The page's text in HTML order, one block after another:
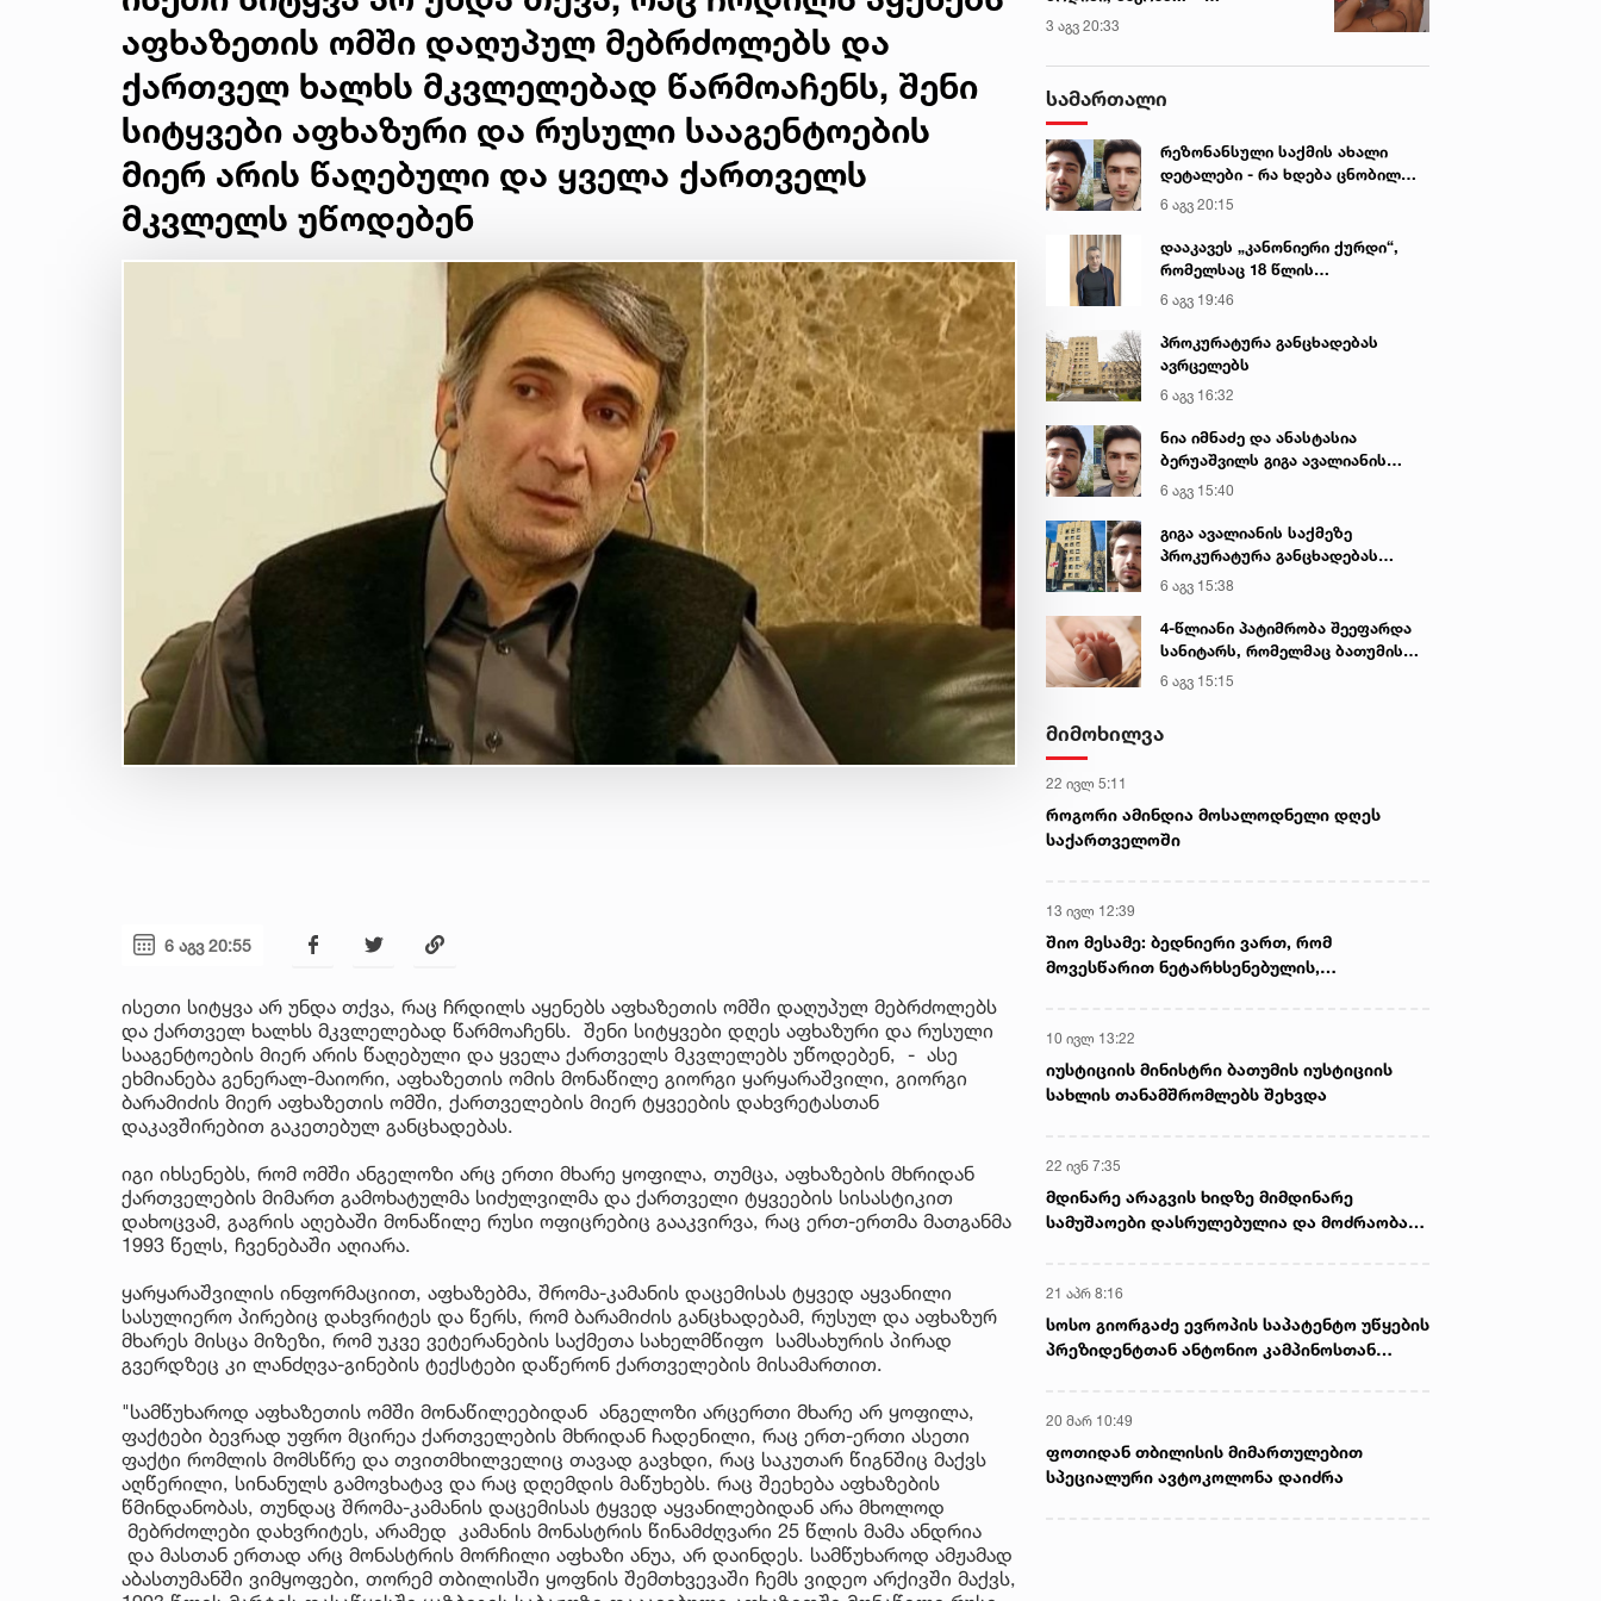
აფხაზეთის ომში დაღუპულ მებრძოლებს და
ქართველ ხალხს მკვლელებად წარმოაჩენს, შენი
სიტყვები აფხაზური და რუსული სააგენტოების
მიერ არის წაღებული და ყველა ქართველს
მკვლელს უწოდებენ
6 აგვ 20:55
ისეთი სიტყვა არ უნდა თქვა, რაც ჩრდილს აყენებს აფხაზეთის ომში დაღუპულ მებრძოლებს
და ქართველ ხალხს მკვლელებად წარმოაჩენს. შენი სიტყვები დღეს აფხაზური და რუსული
სააგენტოების მიერ არის წაღებული და ყველა ქართველს მკვლელებს უწოდებენ, - ასე
ეხმიანება გენერალ-მაიორი, აფხაზეთის ომის მონაწილე გიორგი ყარყარაშვილი, გიორგი
ბარამიძის მიერ აფხაზეთის ომში, ქართველების მიერ ტყვეების დახვრეტასთან
დაკავშირებით გაკეთებულ განცხადებას.
იგი იხსენებს, რომ ომში ანგელოზი არც ერთი მხარე ყოფილა, თუმცა, აფხაზების მხრიდან
ქართველების მიმართ გამოხატულმა სიძულვილმა და ქართველი ტყვეების სისასტიკით
დახოცვამ, გაგრის აღებაში მონაწილე რუსი ოფიცრებიც გააკვირვა, რაც ერთ-ერთმა მათგანმა
1993 წელს, ჩვენებაში აღიარა.
ყარყარაშვილის ინფორმაციით, აფხაზებმა, შრომა-კამანის დაცემისას ტყვედ აყვანილი
სასულიერო პირებიც დახვრიტეს და წერს, რომ ბარამიძის განცხადებამ, რუსულ და აფხაზურ
მხარეს მისცა მიზეზი, რომ უკვე ვეტერანების საქმეთა სახელმწიფო სამსახურის პირად
გვერდზეც კი ლანძღვა-გინების ტექსტები დაწერონ ქართველების მისამართით.
"სამწუხაროდ აფხაზეთის ომში მონაწილეებიდან ანგელოზი არცერთი მხარე არ ყოფილა,
ფაქტები ბევრად უფრო მცირეა ქართველების მხრიდან ჩადენილი, რაც ერთ-ერთი ასეთი
ფაქტი რომლის მომსწრე და თვითმხილველიც თავად გავხდი, რაც საკუთარ წიგნშიც მაქვს
აღწერილი, სინანულს გამოვხატავ და რაც დღემდის მაწუხებს. რაც შეეხება აფხაზების
წმინდანობას, თუნდაც შრომა-კამანის დაცემისას ტყვედ აყვანილებიდან არა მხოლოდ
მებრძოლები დახვრიტეს, არამედ კამანის მონასტრის წინამძღვარი 25 წლის მამა ანდრია
და მასთან ერთად არც მონასტრის მორჩილი აფხაზი ანუა, არ დაინდეს. სამწუხაროდ ამჟამად
აბასთუმანში ვიმყოფები, თორემ თბილისში ყოფნის შემთხვევაში ჩემს ვიდეო არქივში მაქვს,
ალექსანდრა პაიჭაძის
გულწრფელი აღიარება
3 აგვ 20:33
სამართალი
რეზონანსული საქმის ახალი
დეტალები - რა ხდება ცნობილი
გიგა ავალიანის მკვლელობაზე
6 აგვ 20:15
დააკავეს „კანონიერი ქურდი“,
რომელსაც 18 წლის
განმავლობაში ეძებდნენ
6 აგვ 19:46
პროკურატურა განცხადებას
ავრცელებს
6 აგვ 16:32
ნია იმნაძე და ანასტასია
ბერუაშვილს გიგა ავალიანის
საქმეზე ბრალი წარედგინათ
6 აგვ 15:40
გიგა ავალიანის საქმეზე
პროკურატურა განცხადებას
ავრცელებს
6 აგვ 15:38
4-წლიანი პატიმრობა შეეფარდა
სანიტარს, რომელმაც ბათუმის
კლინიკის საპირფარეშოში
იმშობიარა და ახალშობილს
მიაყენა
6 აგვ 15:15
მიმოხილვა
22 ივლ 5:11
როგორი ამინდია მოსალოდნელი დღეს
საქართველოში
13 ივლ 12:39
შიო მესამე: ბედნიერი ვართ, რომ
მოვესწარით ნეტარხსენებულის,
10 ივლ 13:22
იუსტიციის მინისტრი ბათუმის იუსტიციის
სახლის თანამშრომლებს შეხვდა
22 ივნ 7:35
მდინარე არაგვის ხიდზე მიმდინარე
სამუშაოები დასრულებულია და მოძრაობა
21 აპრ 8:16
სოსო გიორგაძე ევროპის საპატენტო უწყების
პრეზიდენტთან ანტონიო კამპინოსთან
20 მარ 10:49
ფოთიდან თბილისის მიმართულებით
სპეციალური ავტოკოლონა დაიძრა